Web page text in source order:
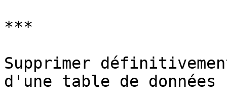
***
Supprimer
d'une table de données